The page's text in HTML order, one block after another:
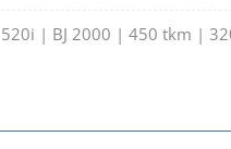
520i | BJ 2000 | 450 tkm |